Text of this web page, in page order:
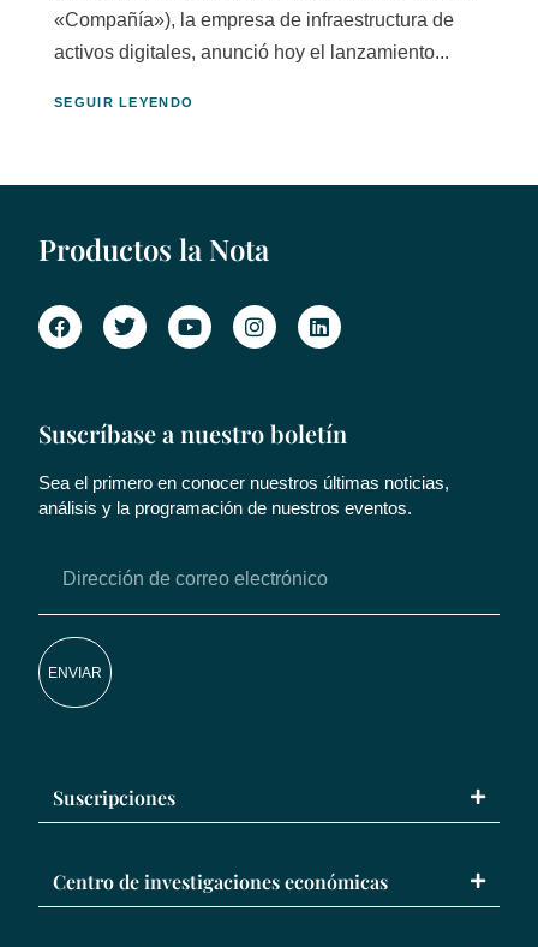
«Compañía»), la empresa de infraestructura de
activos digitales, anunció hoy el lanzamiento...
SEGUIR LEYENDO
Productos la Nota
Suscríbase a nuestro boletín
Sea el primero en conocer nuestros últimas noticias,
análisis y la programación de nuestros eventos.
ENVIAR
Suscripciones
Centro de investigaciones económicas